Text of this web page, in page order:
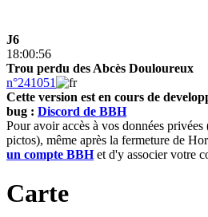
J6
18:00:56
Trou perdu des Abcès Douloureux
n°241051
Cette version est en cours de
bug : Discord de BBH
Pour avoir accès à vos données
pictos), même après la fermeture de
un compte BBHet d'y associer votre
Carte